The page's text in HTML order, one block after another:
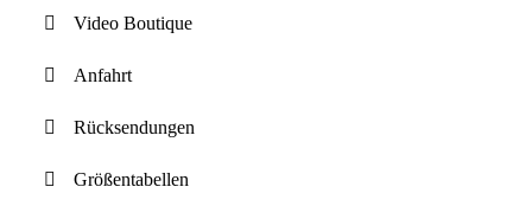
Video Boutique
Anfahrt
Rücksendungen
Größentabellen